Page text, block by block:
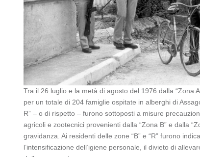
Tra il 26 luglio e la metà di agosto del 1976 dalla “Zona
per un totale di 204 famiglie ospitate in alberghi di
R” – o di rispetto – furono sottoposti a misure
agricoli e zootecnici provenienti dalla “Zona B” e dalla
gravidanza. Ai residenti delle zone “B” e “R” furono
l’intensificazione dell’igiene personale, il divieto di